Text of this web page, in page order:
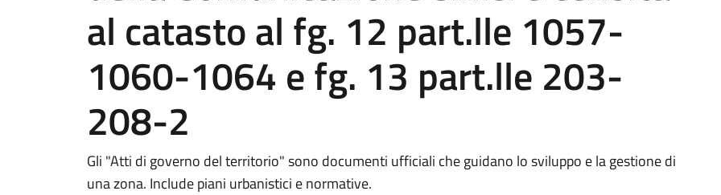
al catasto al fg. 12 part.lle 1057-
1060-1064 e fg. 13 part.lle 203-
208-2
Gli "Atti di governo del territorio" sono documenti ufficiali che guidano lo sviluppo e la gestione di
una zona. Include piani urbanistici e normative.